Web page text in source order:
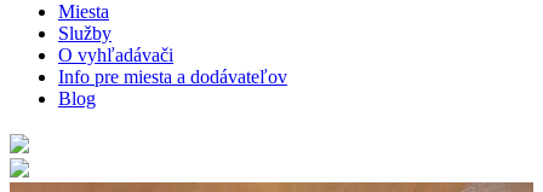
Miesta
Služby
O vyhľadávači
Info pre miesta a dodávateľov
Blog